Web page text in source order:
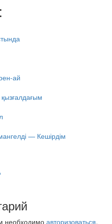
ай
— Кешірдім
необходимо авторизоваться.